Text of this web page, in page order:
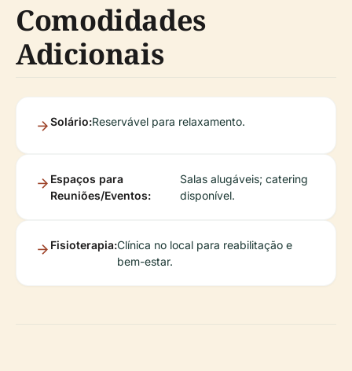
Comodidades
Adicionais
Solário:Reservável para relaxamento.
Espaços para
Reuniões/Eventos:
Salas alugáveis; catering
disponível.
Fisioterapia:Clínica no local para reabilitação e
bem-estar.